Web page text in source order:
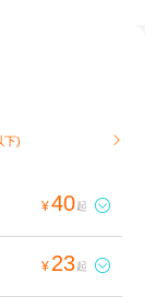
下) 
¥40起 
¥ 23起 